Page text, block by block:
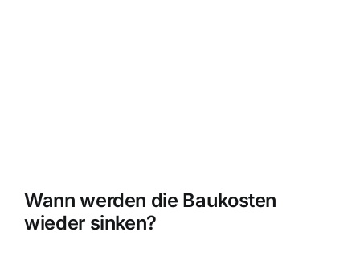
Wann werden die Baukosten
wieder sinken?